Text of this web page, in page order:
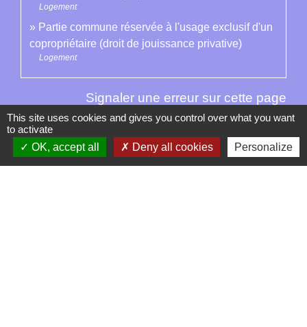
Logement
Partie commune réservée à l'usage exclusif d'un
copropriétaire (droit de jouissance privative)
Logement
Signaler une erreur sur cette page
This site uses cookies and gives you control over what you want
to activate
OK, accept all
Deny all cookies Personalize